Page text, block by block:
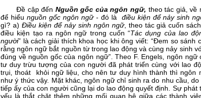
Đề cập đến Nguồn gốc của ngôn ngữ, theo tác giả, về
để hiểu nguồn gốc ngôn ngữ - đó là điều kiện để nảy sinh
gì? a) Điều kiện để nảy sinh ngôn ngữ, theo tác giả cuốn
điều kiện tạo ra ngôn ngữ trong cuốn “Tác dụng của lao
người” là cách giải thích khoa học khi ông viết: “Đem so
rằng ngôn ngữ bắt nguồn từ trong lao động và cùng nảy sinh
đúng về nguồn gốc của ngôn ngữ”. Theo F. Engels, ngôn
tư duy trừu tượng của con người đã phát triển cùng với lao
trụi, thoát khỏi ngữ liệu, cho nên tư duy hình thành thì ngôn
như ý thức vậy. Mặt khác, ngôn ngữ chỉ sinh ra do nhu cầu,
tiếp ấy của con người cũng lại do lao động quyết định. Sự
yếu là thắt chặt thêm những mối quan hệ giữa các thành